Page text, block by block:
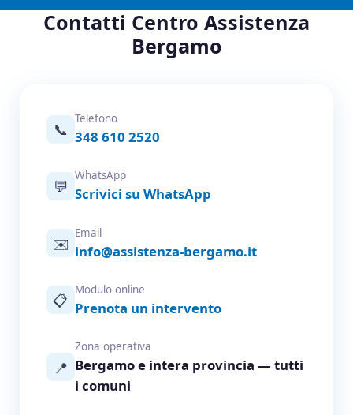
Contatti Centro Assistenza
Bergamo
📞
Telefono
348 610 2520
💬
WhatsApp
Scrivici su WhatsApp
✉️
Email
info@assistenza-bergamo.it
📋
Modulo online
Prenota un intervento
📍
Zona operativa
Bergamo e intera provincia — tutti
i comuni